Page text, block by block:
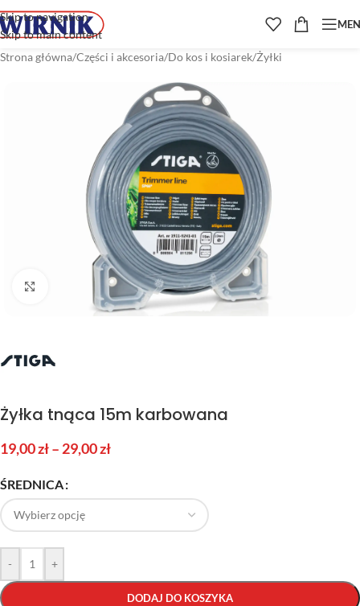
Skip to navigation
Skip to main content
Strona główna/Części i akcesoria/Do kos i kosiarek/Żyłki
Kliknij aby powiększyć
Żyłka tnąca 15m karbowana
19,00zł–29,00zł
ŚREDNICA
- +
DODAJ DO KOSZYKA